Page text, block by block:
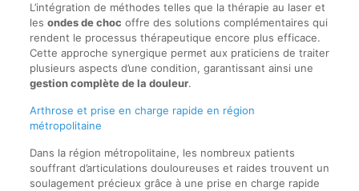
L’intégration de méthodes telles que la thérapie au laser et
les ondes de choc offre des solutions complémentaires qui
rendent le processus thérapeutique encore plus efficace.
Cette approche synergique permet aux praticiens de traiter
plusieurs aspects d’une condition, garantissant ainsi une
gestion complète de la douleur.
Arthrose et prise en charge rapide en région
métropolitaine
Dans la région métropolitaine, les nombreux patients
souffrant d’articulations douloureuses et raides trouvent un
soulagement précieux grâce à une prise en charge rapide